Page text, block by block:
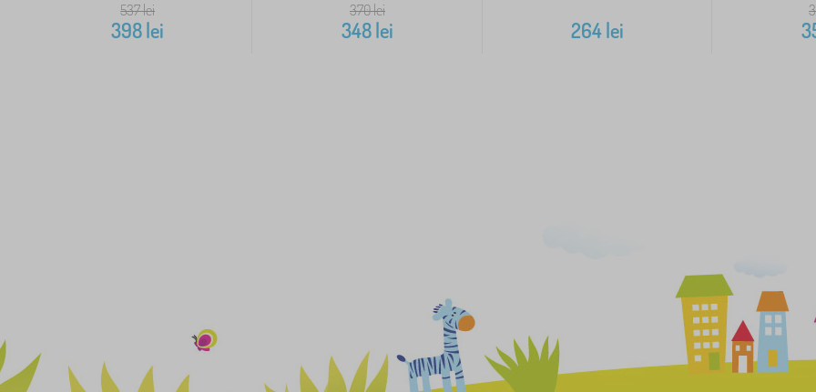
537lei
398lei
370lei
348lei 264lei